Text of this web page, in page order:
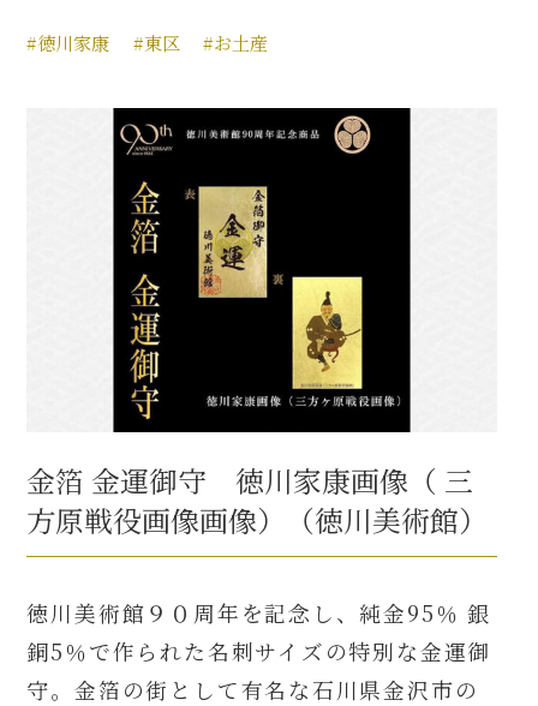
#徳川家康 #東区 #お土産
金箔 金運御守 徳川家康画像（ 三
方原戦役画像画像）（徳川美術館）
徳川美術館９０周年を記念し、純金95％ 銀
銅5％で作られた名刺サイズの特別な金運御
守。金箔の街として有名な石川県金沢市の